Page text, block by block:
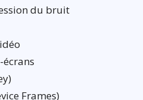
du bruit
Frames)